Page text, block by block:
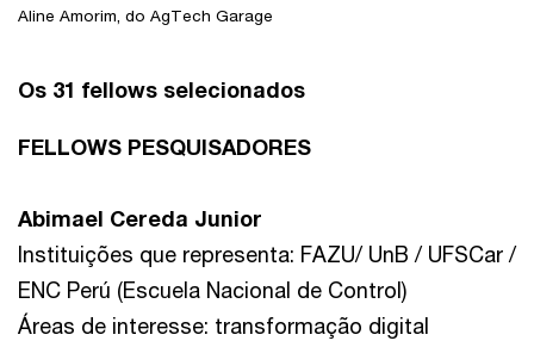
Aline Amorim, do AgTech Garage
Os 31 fellows selecionados
FELLOWS PESQUISADORES
Abimael Cereda Junior
Instituições que representa: FAZU/ UnB / UFSCar /
ENC Perú (Escuela Nacional de Control)
Áreas de interesse: transformação digital